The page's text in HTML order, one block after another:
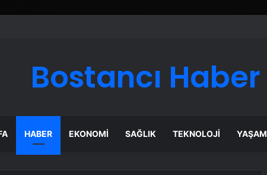
Bostancı Haber
HABER EKONOMI SAĞLIK TEKNOLOJI YAŞAM